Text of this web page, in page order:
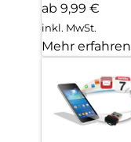
ab 9,99 €
inkl. MwSt.
Mehr erfahren